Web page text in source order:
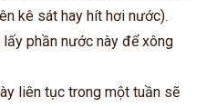
kê sát hay hít hơi nước).
phần nước này để xông
liên tục trong một tuần sẽ